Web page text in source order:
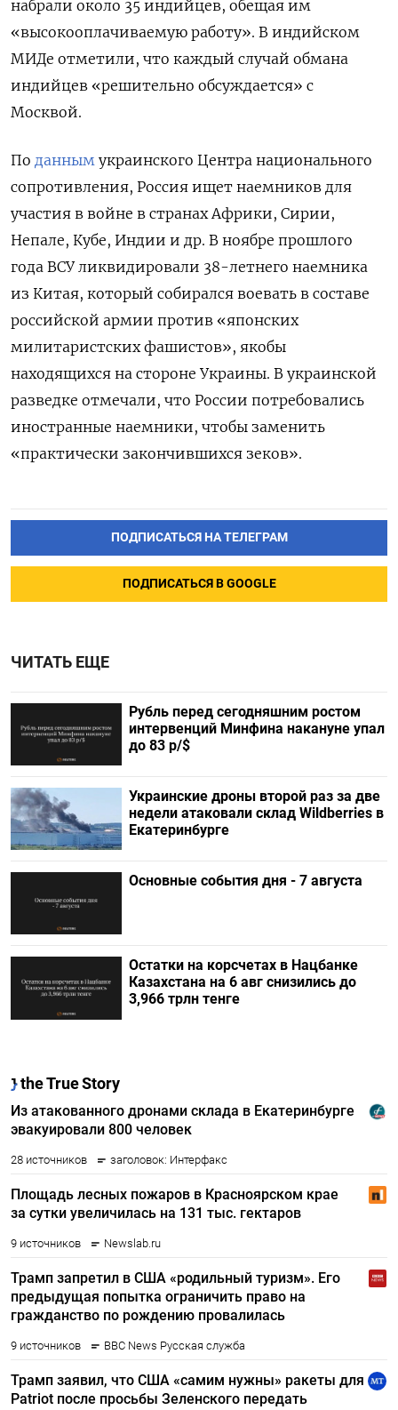
набрали около 35 индийцев, обещая им
«высокооплачиваемую работу». В индийском
МИДе отметили, что каждый случай обмана
индийцев «решительно обсуждается» с
Москвой.
По данным украинского Центра национального
сопротивления, Россия ищет наемников для
участия в войне в странах Африки, Сирии,
Непале, Кубе, Индии и др. В ноябре прошлого
года ВСУ ликвидировали 38-летнего наемника
из Китая, который собирался воевать в составе
российской армии против «японских
милитаристских фашистов», якобы
находящихся на стороне Украины. В украинской
разведке отмечали, что России потребовались
иностранные наемники, чтобы заменить
«практически закончившихся зеков».
ПОДПИСАТЬСЯ НА ТЕЛЕГРАМ
ПОДПИСАТЬСЯ В GOOGLE
ЧИТАТЬ ЕЩЕ
Рубль перед сегодняшним ростом
интервенций Минфина накануне упал
до 83 р/$
Украинские дроны второй раз за две
недели атаковали склад Wildberries в
Екатеринбурге
Основные события дня - 7 августа
Остатки на корсчетах в Нацбанке
Казахстана на 6 авг снизились до
3,966 трлн тенге